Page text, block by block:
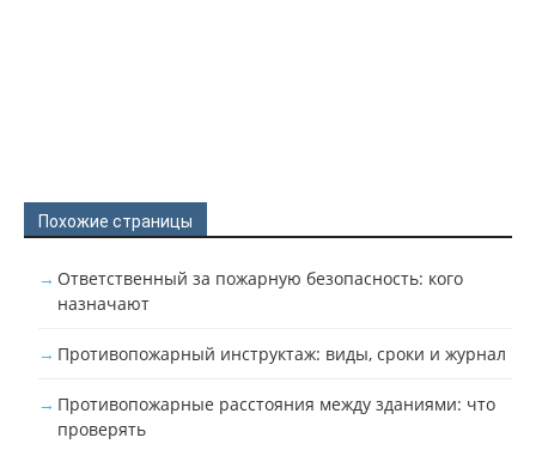
Похожие страницы
Ответственный за пожарную безопасность: кого
назначают
Противопожарный инструктаж: виды, сроки и журнал
Противопожарные расстояния между зданиями: что
проверять